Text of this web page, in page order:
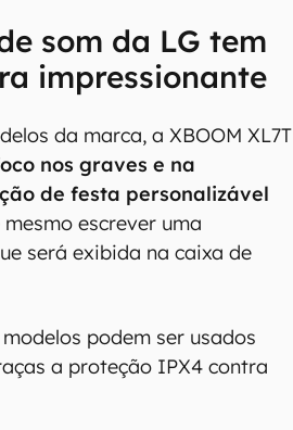
som da LG tem
impressionante
da marca, a XBOOM XL7T
nos graves e na
de festa personalizável
escrever uma
será exibida na caixa de
podem ser usados
a proteção IPX4 contra